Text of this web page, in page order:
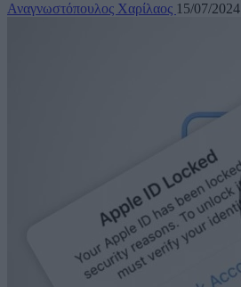
Αναγνωστόπουλος Χαρίλαος 15/07/2024